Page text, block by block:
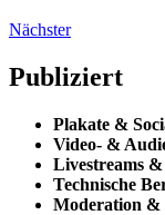
Nächster
Publiziert
Plakate &
Video- &
Livestreams
Technische
Moderation &